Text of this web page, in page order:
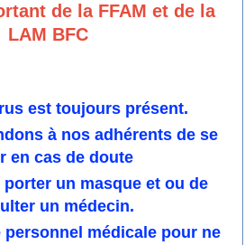
de la FFAM et de la
LAM BFC
est toujours présent.
à nos adhérents de se
en cas de doute
un masque et ou de
un médecin.
médicale pour ne